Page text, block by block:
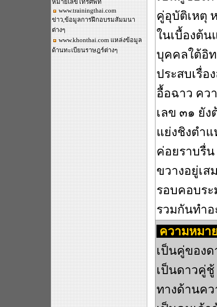
หมายเลขโทรศัพท์
www.trainingthai.com
ข่าว,ข้อมูลการฝึกอบรมสัมมนา
ต่างๆ
www.khonthai.comแหล่งข้อมูล
ด้านทะเบียนราษฎร์ต่างๆ
คู่อุบัติเหตุ
ในเบื้องต้น
บุคคลใต้อิ
ประสบเรื่อ
อื้อฉาว คว
เลข ๓๑ ยัง
แย่งชิงตำ
ค่อยราบรื่
ขวางอยู่เส
รอบคอบระ
รวมกันทำ
ความหมา
เป็นคู่ของด
เป็นดาวคู่
ทางด้านคว